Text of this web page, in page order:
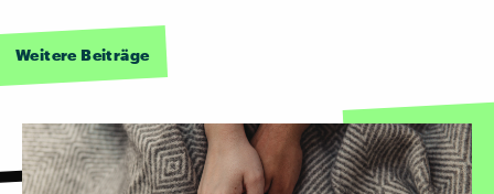
Weitere Beiträge